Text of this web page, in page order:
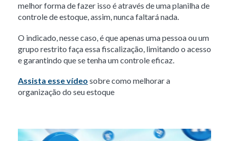
melhor forma de fazer isso é através de uma planilha de
controle de estoque, assim, nunca faltará nada.
O indicado, nesse caso, é que apenas uma pessoa ou um
grupo restrito faça essa fiscalização, limitando o acesso
e garantindo que se tenha um controle eficaz.
Assista esse vídeo sobre como melhorar a
organização do seu estoque